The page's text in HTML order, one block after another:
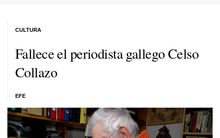
Fallece el periodista gallego Celso
Collazo
EFE
CULTURA